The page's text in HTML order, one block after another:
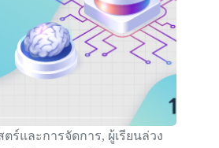
ร์และการจัดการ, ผู้เรียนล่วง